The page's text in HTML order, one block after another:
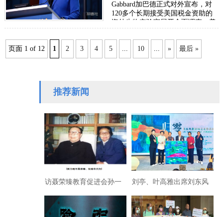
Gabbard加巴德正式对外宣布，对
120多个长期接受美国税金资助的
海外生物实验室展开全面调查。美
毒世界人…
时间：2026-05-13
页面 1 of 12 1 2 3 4 5 ... 10 ... » 最后 »
推荐新闻
访聂荣臻教育促进会孙一
鉴会长：聂荣臻元帅在香
刘亭、叶高雅出席刘东风
跨年新语境艺术展并致辞